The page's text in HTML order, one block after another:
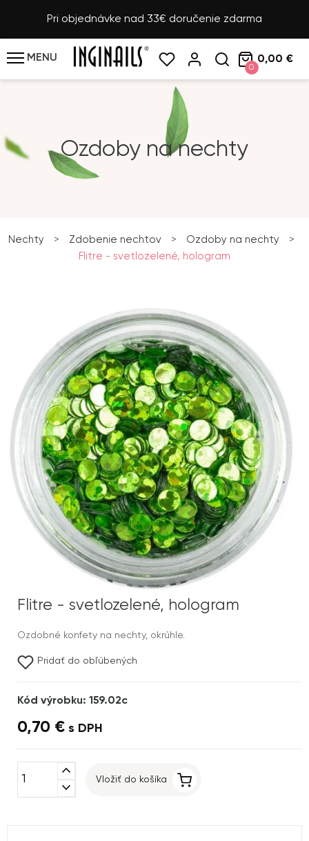
Pri objednávke nad 33€ doručenie zdarma
MENU
0
0,00 €
Ozdoby na nechty
Nechty > Zdobenie nechtov > Ozdoby na nechty
>
Flitre - svetlozelené, hologram
Flitre - svetlozelené, hologram
Ozdobné konfety na nechty, okrúhle.
Pridať do obľúbených
Kód výrobku: 159.02c
0,70 € s DPH
expand_less
expand_more
Vložiť do košíka